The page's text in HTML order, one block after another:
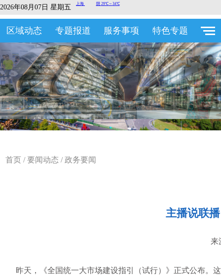
2026年08月07日 星期五
区域动态 专题报道 服务事项 特色专题
首页 /要闻动态 /政务要闻
主播说联
来
昨天，《全国统一大市场建设指引（试行）》正式公布。